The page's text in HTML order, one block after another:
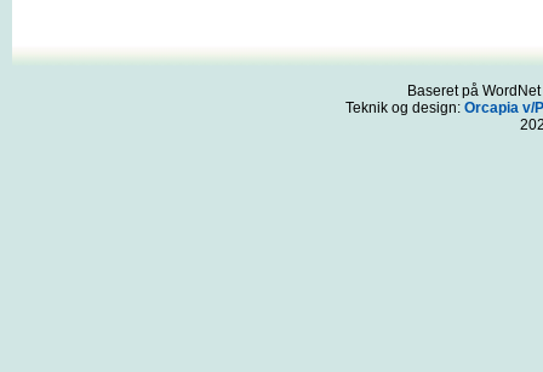
Baseret på
Teknik og design: Orcapia v/